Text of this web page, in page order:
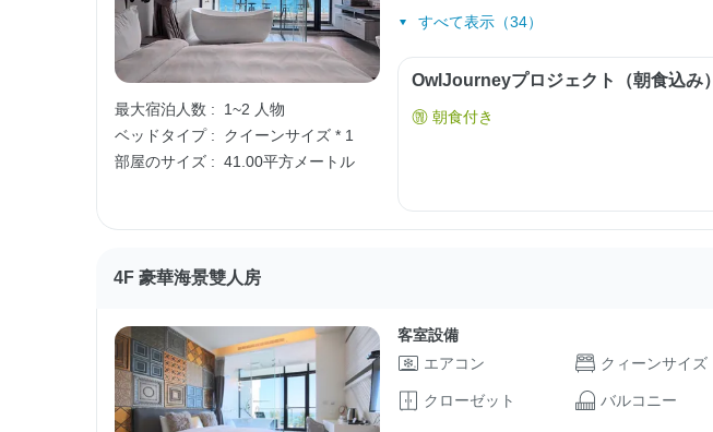
最大宿泊人数 :
1~2 人物
ベッドタイプ :
クイーンサイズ * 1
部屋のサイズ : 41.00平方メートル
すべて表示（34）
OwlJourneyプロジェクト（朝食込み）
朝食付き
4F 豪華海景雙人房
客室設備
エアコン
クィーンサイズ
クローゼット バルコニー